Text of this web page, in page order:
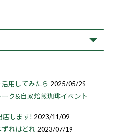
用してみたら 2025/05/29
ク&自家焙煎珈琲イベント
店します! 2023/11/09
ずれはどれ 2023/07/19